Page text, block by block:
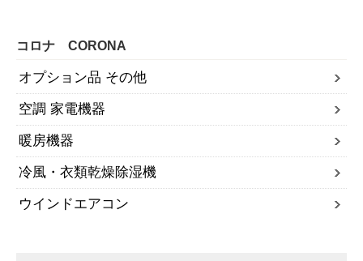
コロナ CORONA
オプション品 その他
空調 家電機器
暖房機器
冷風・衣類乾燥除湿機
ウインドエアコン